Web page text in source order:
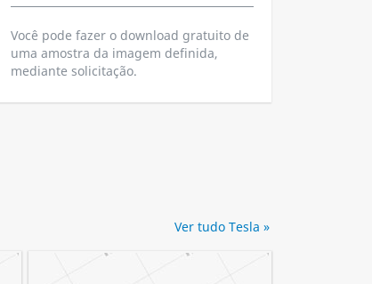
Você pode fazer o download gratuito de
uma amostra da imagem definida,
mediante solicitação.
Ver tudo Tesla »